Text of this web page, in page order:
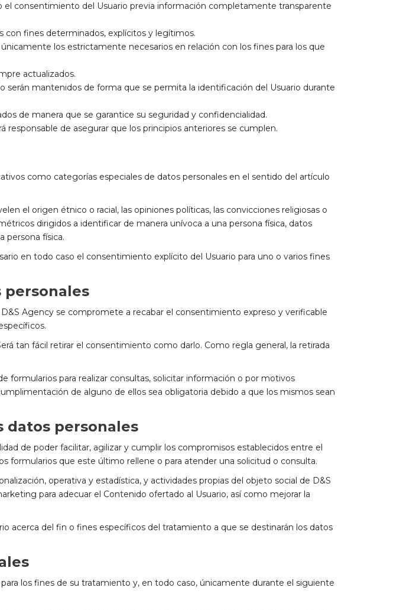
consentimiento del Usuario previa información completamente transparente
con fines determinados, explícitos y legítimos.
los estrictamente necesarios en relación con los fines para los que
actualizados.
serán mantenidos de forma que se permita la identificación del Usuario durante
de manera que se garantice su seguridad y confidencialidad.
responsable de asegurar que los principios anteriores se cumplen.
como categorías especiales de datos personales en el sentido del artículo
el origen étnico o racial, las opiniones políticas, las convicciones religiosas o
dirigidos a identificar de manera unívoca a una persona física, datos
persona física.
en todo caso el consentimiento explícito del Usuario para uno o varios fines
personales
Agency se compromete a recabar el consentimiento expreso y verificable
tan fácil retirar el consentimiento como darlo. Como regla general, la retirada
formularios para realizar consultas, solicitar información o por motivos
de alguno de ellos sea obligatoria debido a que los mismos sean
datos personales
de poder facilitar, agilizar y cumplir los compromisos establecidos entre el
formularios que este último rellene o para atender una solicitud o consulta.
operativa y estadística, y actividades propias del objeto social de D&S
para adecuar el Contenido ofertado al Usuario, así como mejorar la
acerca del fin o fines específicos del tratamiento a que se destinarán los datos
los fines de su tratamiento y, en todo caso, únicamente durante el siguiente